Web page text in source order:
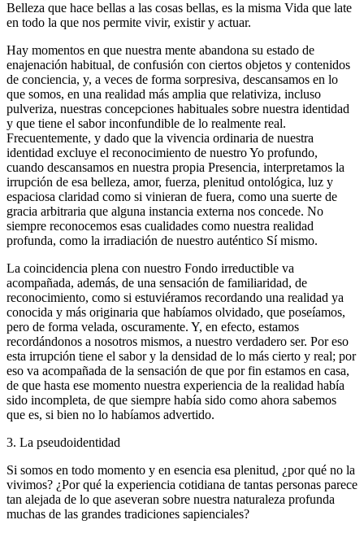
Belleza que hace bellas a las cosas bellas, es la misma Vida que late
en todo la que nos permite vivir, existir y actuar.
Hay momentos en que nuestra mente abandona su estado de
enajenación habitual, de confusión con ciertos objetos y contenidos
de conciencia, y, a veces de forma sorpresiva, descansamos en lo
que somos, en una realidad más amplia que relativiza, incluso
pulveriza, nuestras concepciones habituales sobre nuestra identidad
y que tiene el sabor inconfundible de lo realmente real.
Frecuentemente, y dado que la vivencia ordinaria de nuestra
identidad excluye el reconocimiento de nuestro Yo profundo,
cuando descansamos en nuestra propia Presencia, interpretamos la
irrupción de esa belleza, amor, fuerza, plenitud ontológica, luz y
espaciosa claridad como si vinieran de fuera, como una suerte de
gracia arbitraria que alguna instancia externa nos concede. No
siempre reconocemos esas cualidades como nuestra realidad
profunda, como la irradiación de nuestro auténtico Sí mismo.
La coincidencia plena con nuestro Fondo irreductible va
acompañada, además, de una sensación de familiaridad, de
reconocimiento, como si estuviéramos recordando una realidad ya
conocida y más originaria que habíamos olvidado, que poseíamos,
pero de forma velada, oscuramente. Y, en efecto, estamos
recordándonos a nosotros mismos, a nuestro verdadero ser. Por eso
esta irrupción tiene el sabor y la densidad de lo más cierto y real; por
eso va acompañada de la sensación de que por fin estamos en casa,
de que hasta ese momento nuestra experiencia de la realidad había
sido incompleta, de que siempre había sido como ahora sabemos
que es, si bien no lo habíamos advertido.
3. La pseudoidentidad
Si somos en todo momento y en esencia esa plenitud, ¿por qué no la
vivimos? ¿Por qué la experiencia cotidiana de tantas personas parece
tan alejada de lo que aseveran sobre nuestra naturaleza profunda
muchas de las grandes tradiciones sapienciales?